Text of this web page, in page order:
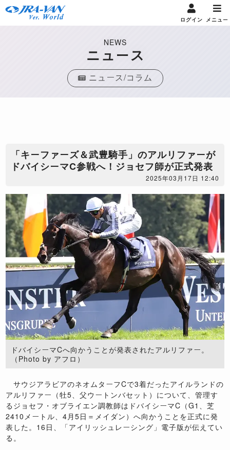
ログイン メニュー
NEWS
ニュース
ニュース/コラム
「キーファーズ＆武豊騎手」のアルリファーが
ドバイシーマC参戦へ！ジョセフ師が正式発表
2025年03月17日 12:40
ドバイシーマCへ向かうことが発表されたアルリファー。
（Photo by アフロ）
サウジアラビアのネオムターフCで3着だったアイルランドの
アルリファー（牡5、父ウートンバセット）について、管理す
るジョセフ・オブライエン調教師はドバイシーマC（G1、芝
2410メートル、4月5日＝メイダン）へ向かうことを正式に発
表した。16日、「アイリッシュレーシング」電子版が伝えてい
る。